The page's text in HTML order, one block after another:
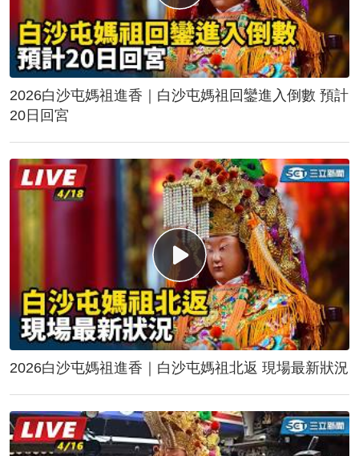
2026白沙屯媽祖進香｜白沙屯媽祖回鑾進入倒數 預計
20日回宮
2026白沙屯媽祖進香｜白沙屯媽祖北返 現場最新狀況